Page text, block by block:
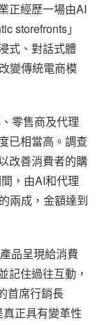
正經歷一場由AI
storefronts」
式、對話式體
變傳統電商模
零售商及代理
已相當高。調查
改善消費者的購
，由AI和代理
兩成，金額達到
品呈現給消費
記住過往互動，
首席行銷長
正具有變革性